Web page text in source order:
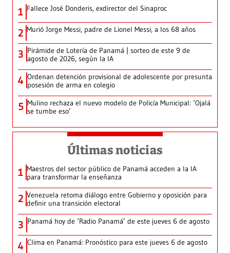
1 Fallece José Donderis, exdirector del Sinaproc
2 Murió Jorge Messi, padre de Lionel Messi, a los 68 años
3 Pirámide de Lotería de Panamá | sorteo de este 9 de
agosto de 2026, según la IA
4 Ordenan detención provisional de adolescente por presunta
posesión de arma en colegio
5 Mulino rechaza el nuevo modelo de Policía Municipal: ‘Ojalá
se tumbe eso’
Últimas noticias
1 Maestros del sector público de Panamá acceden a la IA
para transformar la enseñanza
2 Venezuela retoma diálogo entre Gobierno y oposición para
definir una transición electoral
3 Panamá hoy de ‘Radio Panamá’ de este jueves 6 de agosto
4 Clima en Panamá: Pronóstico para este jueves 6 de agosto